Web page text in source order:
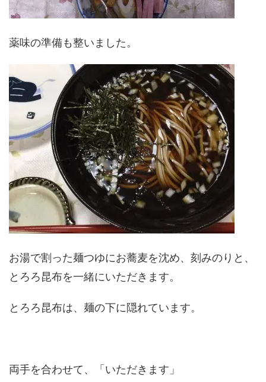
薬味の準備も整いました。
お湯で割った麺つゆにお蕎麦を沈め、刻みのりと、
とろろ昆布を一緒にいただきます。
とろろ昆布は、麺の下に隠れています。
両手を合わせて、「いただきます」